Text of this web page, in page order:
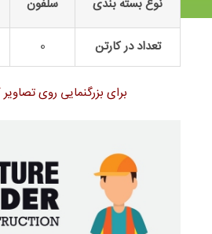
نوع بسته بندی سلفون
تعداد در کارتن 0
برای بزرگنمایی روی